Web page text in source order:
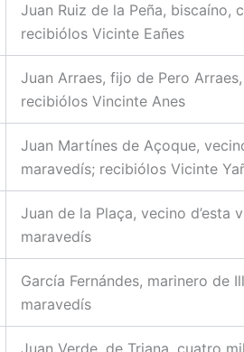
Juan Ruiz de la Peña, biscaíno,
recibiólos Vicinte Eañes
Juan Arraes, fijo de Pero
recibiólos Vincinte Anes
Juan Martínes de Açoque,
maravedís; recibiólos Vicinte
Juan de la Plaça, vecino d’esta
maravedís
García Fernándes, marinero de
maravedís